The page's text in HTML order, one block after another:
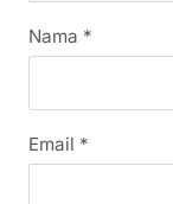
Nama *
Email *